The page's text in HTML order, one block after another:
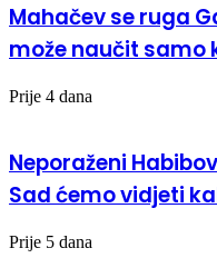
Mahačev se ruga
može naučit samo
Prije 4 dana
Neporaženi
Sad ćemo vidjeti
Prije 5 dana